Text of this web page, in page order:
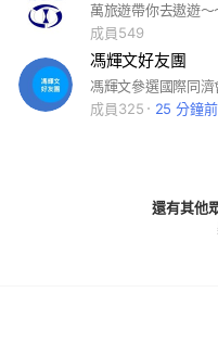
萬旅遊帶你去遨遊～
成員549
馮輝文好友團
馮輝文參選國際同
成員325
25 分鐘前
還有其他